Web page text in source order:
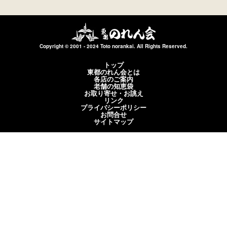
Copyright © 2001 - 2024 Toto norankai. All Rights Reserved.
トップ
東都のれん会とは
各店のご案内
老舗の知恵袋
お取り寄せ・お誂え
リンク
プライバシーポリシー
お問合せ
サイトマップ